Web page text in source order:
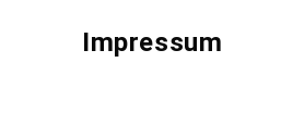
Impressum